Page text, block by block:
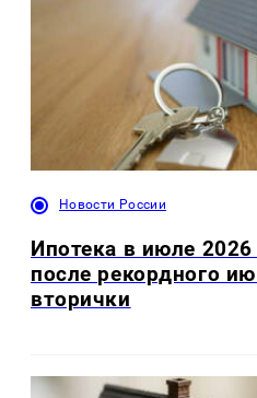
Новости России
Ипотека в июле
после рекордного
вторички